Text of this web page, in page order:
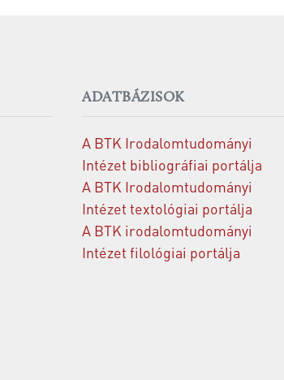
ADATBÁZISOK
A BTK Irodalomtudományi
Intézet bibliográfiai portálja
A BTK Irodalomtudományi
Intézet textológiai portálja
A BTK irodalomtudományi
Intézet filológiai portálja